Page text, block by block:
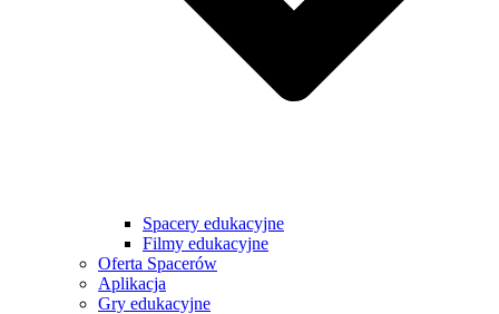
Spacery edukacyjne
Filmy edukacyjne
Oferta Spacerów
Aplikacja
Gry edukacyjne